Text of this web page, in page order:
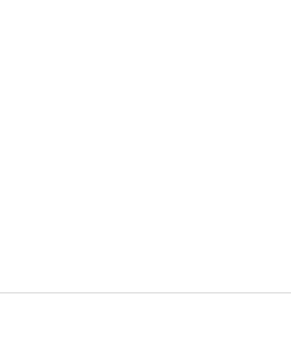
31 de enero) Pide cita 960